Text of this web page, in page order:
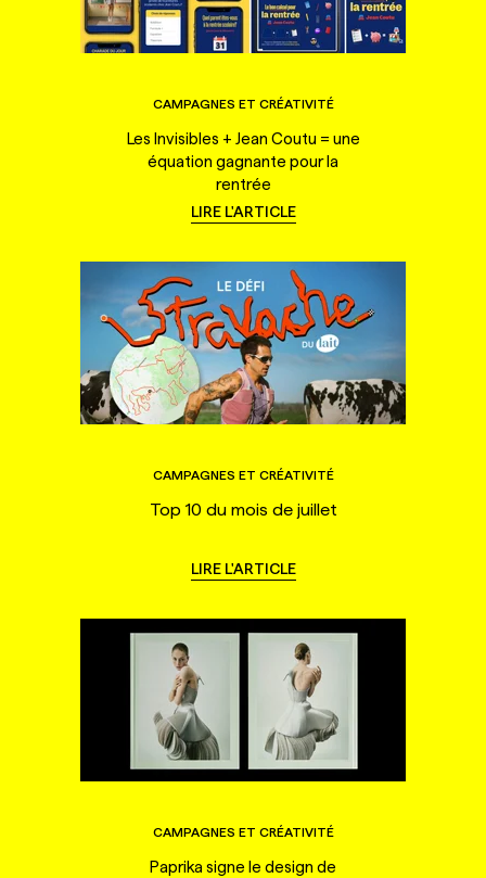
CAMPAGNES ET CRÉATIVITÉ
Les Invisibles + Jean Coutu = une
équation gagnante pour la
rentrée
LIRE L'ARTICLE
CAMPAGNES ET CRÉATIVITÉ
Top 10 du mois de juillet
LIRE L'ARTICLE
CAMPAGNES ET CRÉATIVITÉ
Paprika signe le design de